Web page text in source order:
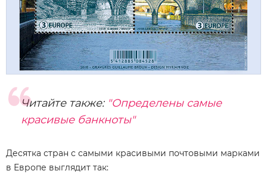
Читайте также: "Определены самые
красивые банкноты"
Десятка стран с самыми красивыми почтовыми марками
в Европе выглядит так: